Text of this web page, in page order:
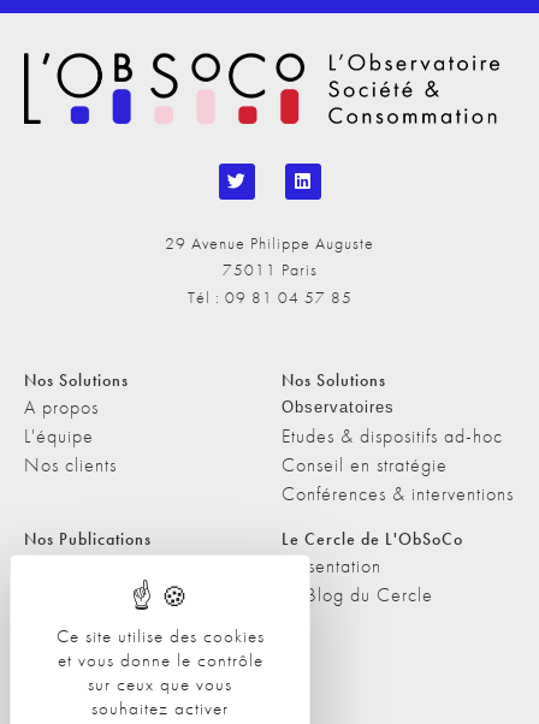
Ce site utilise des cookies
et vous donne le contrôle
sur ceux que vous
souhaitez activer
29 Avenue Philippe Auguste
75011 Paris
Tél : 09 81 04 57 85
Nos Solutions
A propos
L'équipe
Nos clients
Nos Solutions
Observatoires
Etudes & dispositifs ad-hoc
Conseil en stratégie
Conférences & interventions
Nos Publications
Les Podcasts de L'ObSoCo
L'ObSoCo dans les médias
Le Cercle de L'ObSoCo
Présentation
Le Blog du Cercle
Contacts
Nous contacter